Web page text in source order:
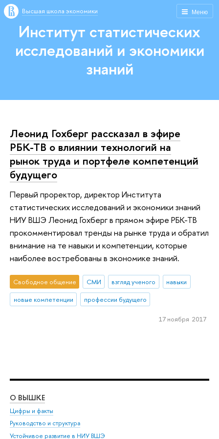
Меню
Высшая школа экономики
Институт статистических
исследований и экономики
знаний
Леонид Гохберг рассказал в эфире
РБК-ТВ о влиянии технологий на
рынок труда и портфеле компетенций
будущего
Первый проректор, директор Института
статистических исследований и экономики знаний
НИУ ВШЭ Леонид Гохберг в прямом эфире РБК-ТВ
прокомментировал тренды на рынке труда и обратил
внимание на те навыки и компетенции, которые
наиболее востребованы в экономике знаний.
Свободное общение СМИ взгляд ученого
навыки
новые компетенции
профессии будущего
17 ноября 2017
О ВЫШКЕ
Цифры и факты
Руководство и структура
Устойчивое развитие в НИУ ВШЭ